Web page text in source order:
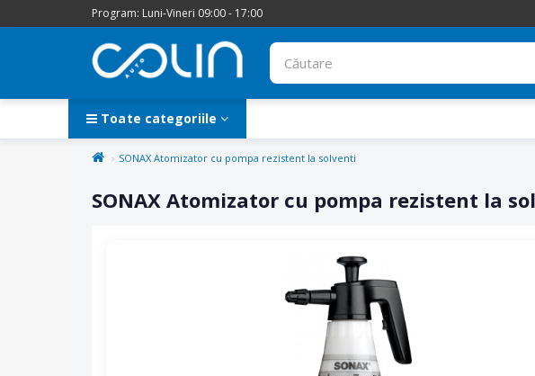
Program: Luni-Vineri 09:00 - 17:00
Toate categoriile
SONAX Atomizator cu pompa rezistent la solventi
SONAX Atomizator cu pompa rezistent la